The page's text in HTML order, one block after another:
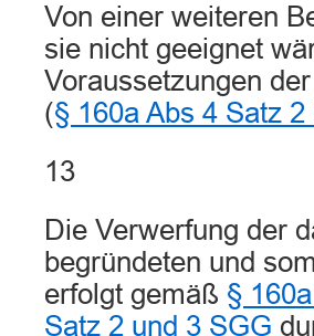
Von einer weiteren
sie nicht geeignet
Voraussetzungen
(§ 160a Abs 4 Satz
13
Die Verwerfung der
begründeten und
erfolgt gemäß §
Satz 2 und 3 SGG